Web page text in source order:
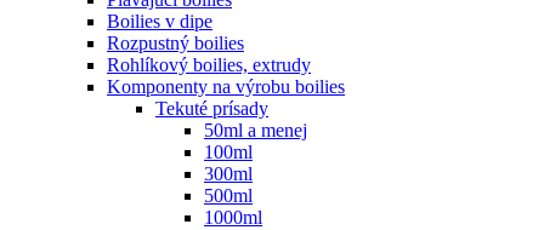
Boilies v dipe
Rozpustný boilies
Rohlíkový boilies, extrudy
Komponenty na výrobu boilies
Tekuté prísady
50ml a menej
100ml
300ml
500ml
1000ml